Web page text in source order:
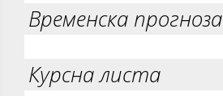
Временска прогноза
Курсна листа